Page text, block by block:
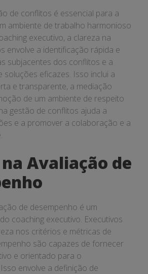
de conflitos é essencial para a
ambiente de trabalho harmonioso
executivo, a clareza na
envolve a identificação rápida e
subjacentes dos conflitos e a
soluções eficazes. Isso inclui a
e transparente, a mediação
de um ambiente de respeito
gestão de conflitos ajuda a
e a promover a colaboração e a
Avaliação de
de desempenho é um
coaching executivo. Executivos
nos critérios e métricas de
são capazes de fornecer
e orientado para o
envolve a definição de